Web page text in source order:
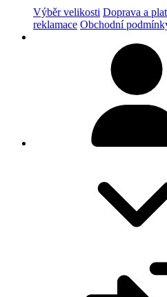
Výběr velikosti Doprava a
reklamace Obchodní